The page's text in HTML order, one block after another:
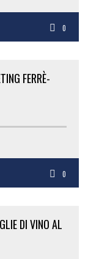
0
FERRÈ-
0
DI VINO AL